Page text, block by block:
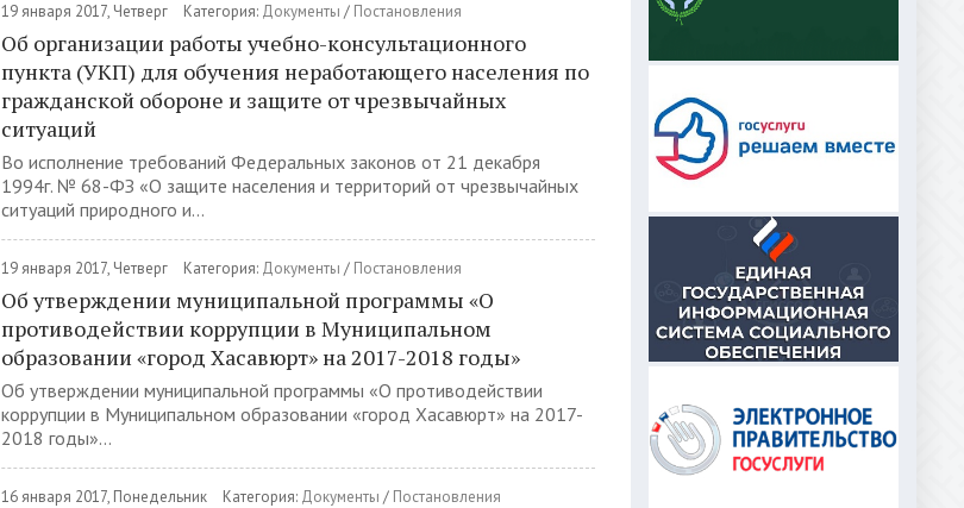
19 января 2017, Четверг Категория: Документы / Постановления
Об организации работы учебно-консультационного
пункта (УКП) для обучения неработающего населения по
гражданской обороне и защите от чрезвычайных
ситуаций
Во исполнение требований Федеральных законов от 21 декабря
1994г. № 68-ФЗ «О защите населения и территорий от чрезвычайных
ситуаций природного и...
19 января 2017, Четверг Категория: Документы / Постановления
Об утверждении муниципальной программы «О
противодействии коррупции в Муниципальном
образовании «город Хасавюрт» на 2017-2018 годы»
Об утверждении муниципальной программы «О противодействии
коррупции в Муниципальном образовании «город Хасавюрт» на 2017-
2018 годы»...
16 января 2017, Понедельник Категория: Документы / Постановления